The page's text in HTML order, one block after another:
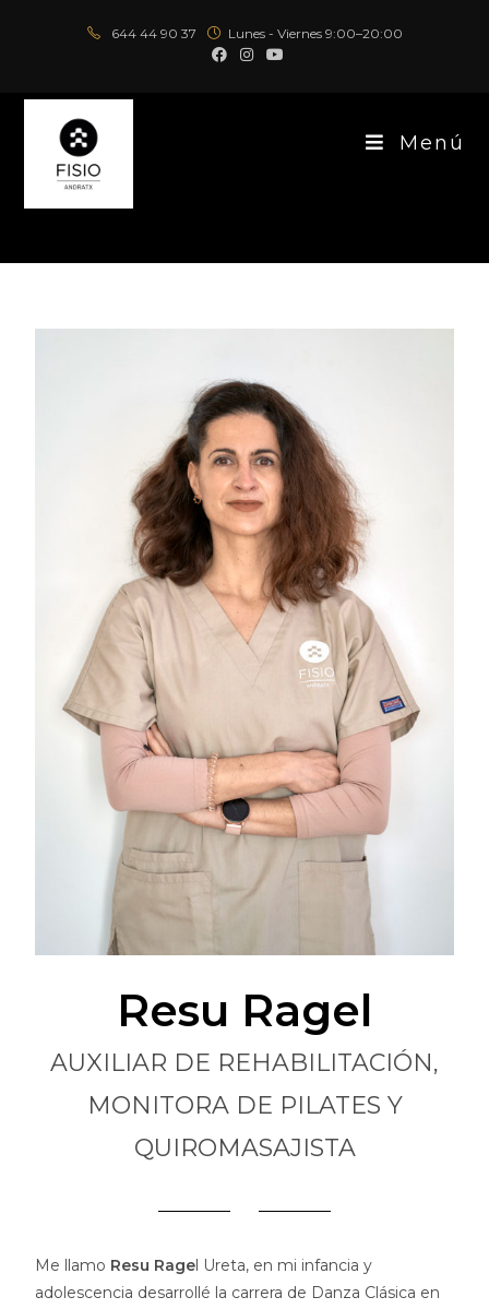
644 44 90 37 Lunes - Viernes 9:00–20:00
Menú
Resu Ragel
AUXILIAR DE REHABILITACIÓN,
MONITORA DE PILATES Y
QUIROMASAJISTA
Me llamo Resu Ragel Ureta, en mi infancia y
adolescencia desarrollé la carrera de Danza Clásica en